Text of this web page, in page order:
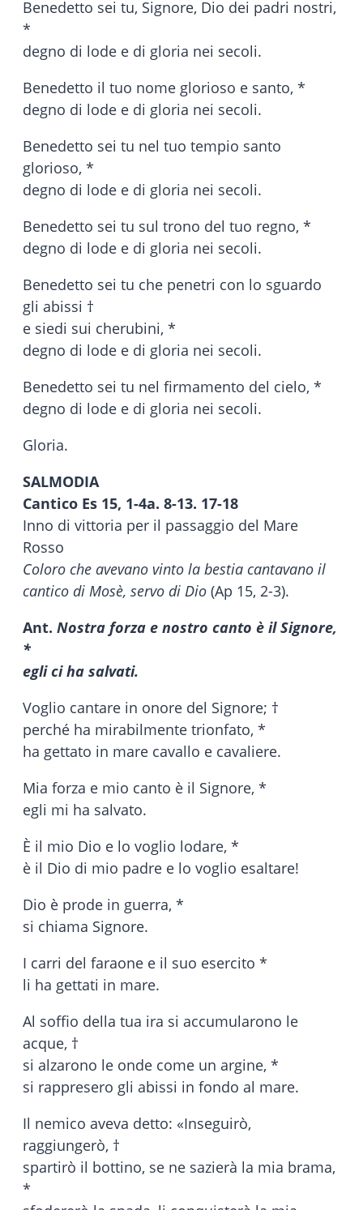
Benedetto sei tu, Signore, Dio dei padri nostri,
*
degno di lode e di gloria nei secoli.
Benedetto il tuo nome glorioso e santo, *
degno di lode e di gloria nei secoli.
Benedetto sei tu nel tuo tempio santo
glorioso, *
degno di lode e di gloria nei secoli.
Benedetto sei tu sul trono del tuo regno, *
degno di lode e di gloria nei secoli.
Benedetto sei tu che penetri con lo sguardo
gli abissi †
e siedi sui cherubini, *
degno di lode e di gloria nei secoli.
Benedetto sei tu nel firmamento del cielo, *
degno di lode e di gloria nei secoli.
Gloria.
SALMODIA
Cantico Es 15, 1-4a. 8-13. 17-18
Inno di vittoria per il passaggio del Mare
Rosso
Coloro che avevano vinto la bestia cantavano il
cantico di Mosè, servo di Dio (Ap 15, 2-3).
Ant. Nostra forza e nostro canto è il Signore,
*
egli ci ha salvati.
Voglio cantare in onore del Signore; †
perché ha mirabilmente trionfato, *
ha gettato in mare cavallo e cavaliere.
Mia forza e mio canto è il Signore, *
egli mi ha salvato.
È il mio Dio e lo voglio lodare, *
è il Dio di mio padre e lo voglio esaltare!
Dio è prode in guerra, *
si chiama Signore.
I carri del faraone e il suo esercito *
li ha gettati in mare.
Al soffio della tua ira si accumularono le
acque, †
si alzarono le onde come un argine, *
si rappresero gli abissi in fondo al mare.
Il nemico aveva detto: «Inseguirò,
raggiungerò, †
spartirò il bottino, se ne sazierà la mia brama,
*